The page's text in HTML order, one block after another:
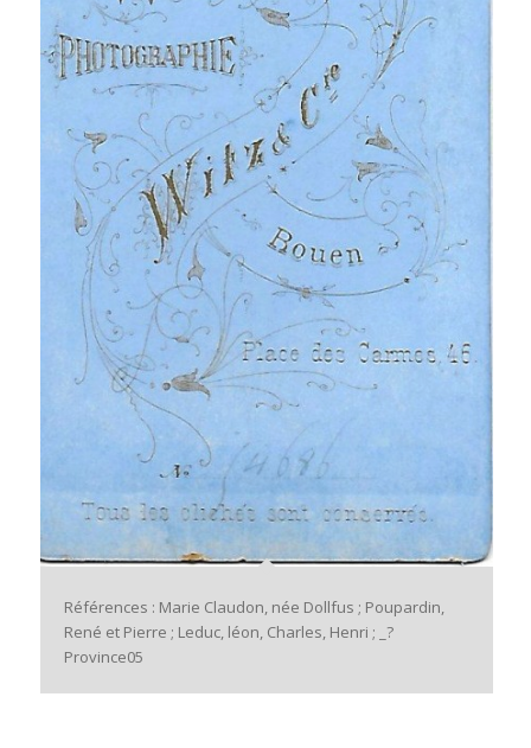
Références : Marie Claudon, née Dollfus ; Poupardin,
René et Pierre ; Leduc, léon, Charles, Henri ; _?
Province05